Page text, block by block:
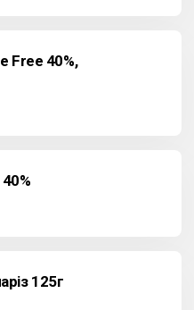
Free 40%,
125г